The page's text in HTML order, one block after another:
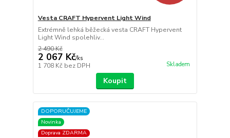
Vesta CRAFT Hypervent Light Wind
Extrémně lehká běžecká vesta CRAFT Hypervent
Light Wind spolehliv...
2 490 Kč
2 067 Kč/ks
1 708 Kč bez DPH Skladem
Koupit
DOPORUČUJEME
Novinka
Doprava ZDARMA